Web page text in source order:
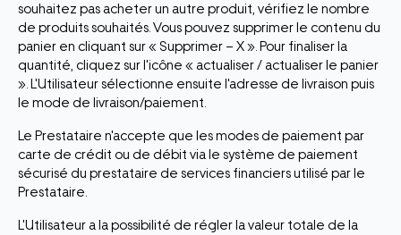
souhaitez pas acheter un autre produit, vérifiez le nombre
de produits souhaités. Vous pouvez supprimer le contenu du
panier en cliquant sur « Supprimer – X ». Pour finaliser la
quantité, cliquez sur l'icône « actualiser / actualiser le panier
». L'Utilisateur sélectionne ensuite l'adresse de livraison puis
le mode de livraison/paiement.
Le Prestataire n'accepte que les modes de paiement par
carte de crédit ou de débit via le système de paiement
sécurisé du prestataire de services financiers utilisé par le
Prestataire.
L'Utilisateur a la possibilité de régler la valeur totale de la